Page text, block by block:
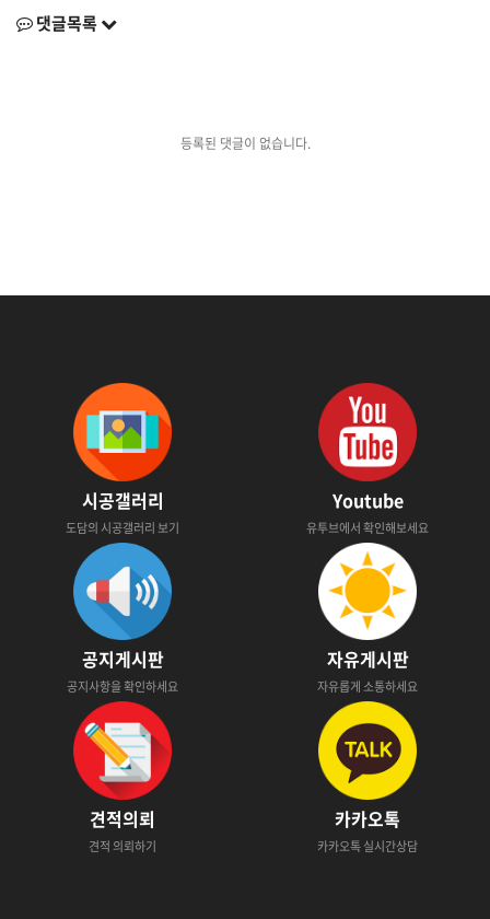
댓글목록
등록된 댓글이 없습니다.
시공갤러리
도담의 시공갤러리 보기
Youtube
유투브에서 확인해보세요
공지게시판
공지사항을 확인하세요
자유게시판
자유롭게 소통하세요
견적의뢰
견적 의뢰하기
카카오톡
카카오톡 실시간상담